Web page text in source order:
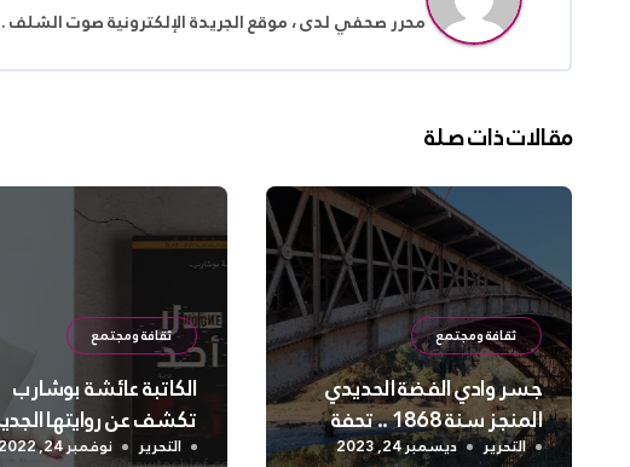
محرر صحفي لدى ، موقع الجريدة الإلكترونية صوت الشلف
مقالات ذات صلة
ثقافة ومجتمع
جسر وادي الفضة الحديدي
المنجز سنة 1868 .. تحفة
فنية قائمة
التحرير ديسمبر 24, 2023
ثقافة ومجتمع
الكاتبة عائشة بوشارب
تكشف عن روايتها
أحد /No One ”
التحرير نوفمبر 24, 2022